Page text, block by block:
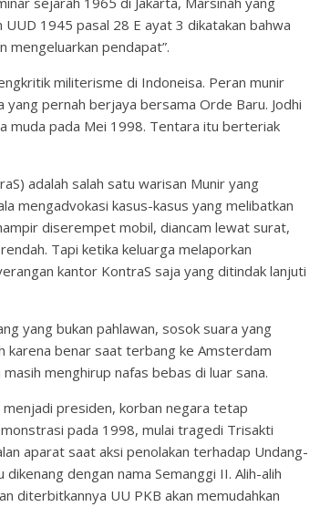
1945 pasal 28 E ayat 3 dikatakan bahwa
mengeluarkan pendapat”.
militerisme di Indoneisa. Peran munir
pernah berjaya bersama Orde Baru. Jodhi
muda pada Mei 1998. Tentara itu berteriak
adalah salah satu warisan Munir yang
mengadvokasi kasus-kasus yang melibatkan
diserempet mobil, diancam lewat surat,
Tapi ketika keluarga melaporkan
kantor KontraS saja yang ditindak lanjuti
yang bukan pahlawan, sosok suara yang
karena benar saat terbang ke Amsterdam
menghirup nafas bebas di luar sana.
presiden, korban negara tetap
pada 1998, mulai tragedi Trisakti
aparat saat aksi penolakan terhadap Undang-
dengan nama Semanggi II. Alih-alih
diterbitkannya UU PKB akan memudahkan